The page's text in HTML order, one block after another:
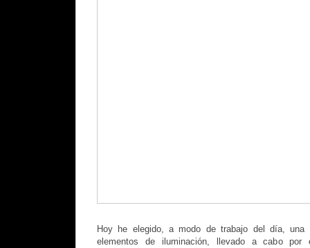
Hoy he elegido, a modo de trabajo del día, una
elementos de iluminación, llevado a cabo por